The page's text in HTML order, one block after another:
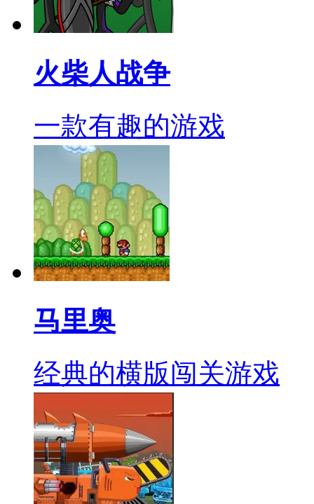
火柴人战争
一款有趣的游戏
马里奥
经典的横版闯关游戏